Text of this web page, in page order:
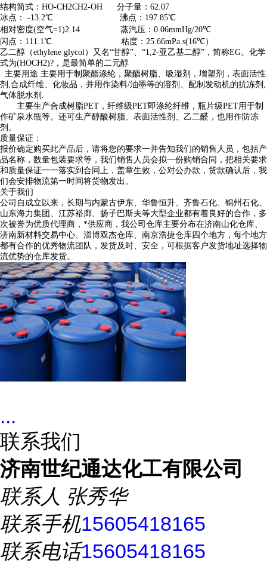
结构简式：HO-CH2CH2-OH 分子量：62.07
冰点： -13.2℃ 沸点：197.85℃
相对密度(空气=1)2.14 蒸汽压：0.06mmHg/20℃
闪点：111.1℃ 粘度：25.66mPa.s(16℃）
乙二醇（ethylene glycol）又名“甘醇”、“1,2-亚乙基二醇”，简称EG。化学
式为(HOCH2)?，是最简单的二元醇
主要用途 主要用于制聚酯涤纶，聚酯树脂、吸湿剂，增塑剂，表面活性
剂,合成纤维、化妆品，并用作染料/油墨等的溶剂、配制发动机的抗冻剂,
气体脱水剂.
主要生产合成树脂PET，纤维级PET即涤纶纤维，瓶片级PET用于制
作矿泉水瓶等。还可生产醇酸树脂、表面活性剂、乙二醛，也用作防冻
剂。
质量保证：
报价确定购买此产品后，请将您的要求一并告知我们的销售人员，包括产
品名称，数量包装要求等，我们销售人员会拟一份购销合同，把相关要求
和质量保证一一落实到合同上，盖章生效，公对公办款，货款确认后，我
们会安排物流第一时间将货物发出。
关于我们
公司自成立以来，长期与内蒙古伊东、华鲁恒升、齐鲁石化、锦州石化、
山东海力集团、江苏裕廊、扬子巴斯夫等大型企业都有着良好的合作，多
次被誉为优质代理商，*供应商，我公司仓库主要分布在济南山化仓库、
济南新材料交易中心、淄博双杰仓库、南京浩捷仓库四个地方，每个地方
都有合作的优秀物流团队，发货及时、安全，可根据客户发货地址选择物
流优势的仓库发货。
...
联系我们
济南世纪通达化工有限公司
联系人 张秀华
联系手机15605418165
联系电话15605418165